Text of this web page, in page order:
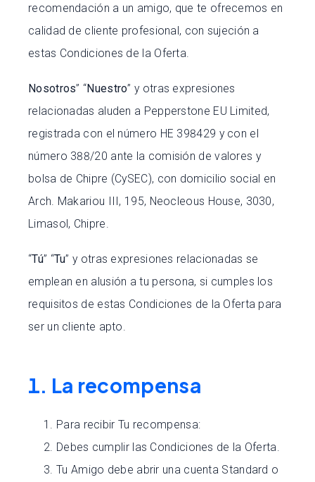
recomendación a un amigo, que te ofrecemos en
calidad de cliente profesional, con sujeción a
estas Condiciones de la Oferta.
Nosotros” “Nuestro” y otras expresiones
relacionadas aluden a Pepperstone EU Limited,
registrada con el número ΗΕ 398429 y con el
número 388/20 ante la comisión de valores y
bolsa de Chipre (CySEC), con domicilio social en
Arch. Makariou ΙΙΙ, 195, Neocleous House, 3030,
Limasol, Chipre.
“Tú” “Tu” y otras expresiones relacionadas se
emplean en alusión a tu persona, si cumples los
requisitos de estas Condiciones de la Oferta para
ser un cliente apto.
1. La recompensa
Para recibir Tu recompensa:
Debes cumplir las Condiciones de la Oferta.
Tu Amigo debe abrir una cuenta Standard o